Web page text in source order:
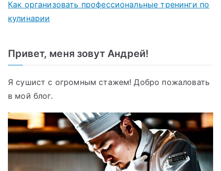
Как организовать профессиональные тренинги по
кулинарии
Привет, меня зовут Андрей!
Я сушист с огромным стажем! Добро пожаловать
в мой блог.